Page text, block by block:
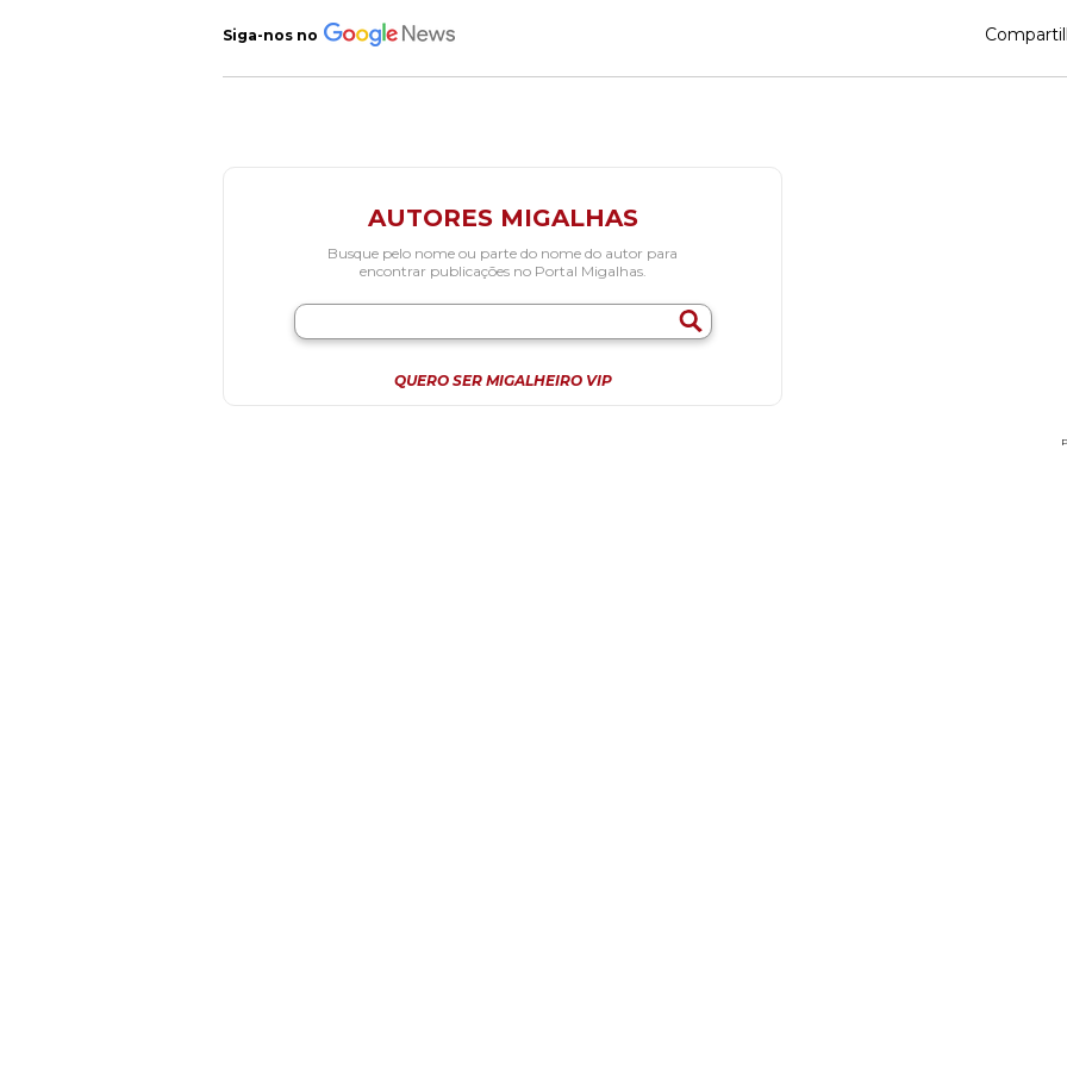
Siga-nos no
AUTORES MIGALHAS
Busque pelo nome ou parte do nome do autor para
encontrar publicações no Portal Migalhas.
QUERO SER MIGALHEIRO VIP